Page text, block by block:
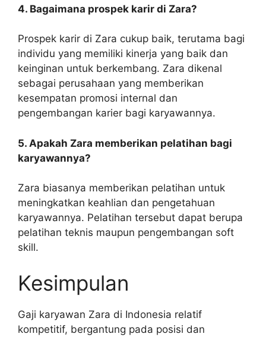
4. Bagaimana prospek karir di Zara?
Prospek karir di Zara cukup baik, terutama bagi
individu yang memiliki kinerja yang baik dan
keinginan untuk berkembang. Zara dikenal
sebagai perusahaan yang memberikan
kesempatan promosi internal dan
pengembangan karier bagi karyawannya.
5. Apakah Zara memberikan pelatihan bagi
karyawannya?
Zara biasanya memberikan pelatihan untuk
meningkatkan keahlian dan pengetahuan
karyawannya. Pelatihan tersebut dapat berupa
pelatihan teknis maupun pengembangan soft
skill.
Kesimpulan
Gaji karyawan Zara di Indonesia relatif
kompetitif, bergantung pada posisi dan